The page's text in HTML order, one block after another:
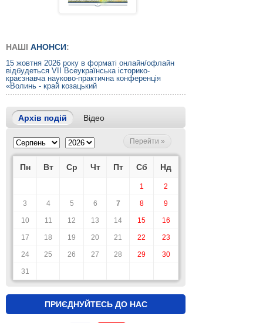
НАШІ АНОНСИ:
15 жовтня 2026 року в форматі онлайн/офлайн
відбудеться VIІ Всеукраїнська історико-
краєзнавча науково-практична конференція
«Волинь - край козацький
Архів подій Відео
Перейти »
Пн Вт Ср Чт Пт Сб Нд
1 2
3 4 5 6 7 8 9
10 11 12 13 14 15 16
17 18 19 20 21 22 23
24 25 26 27 28 29 30
31
ПРИЄДНУЙТЕСЬ ДО НАС